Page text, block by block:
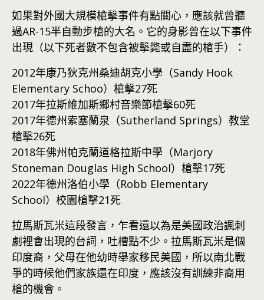
如果對外國大規模槍擊事件有點關心，應該就曾聽
過AR-15半自動步槍的大名。它的身影曾在以下事件
出現（以下死者數不包含被擊斃或自盡的槍手）：
2012年康乃狄克州桑迪胡克小學（Sandy Hook
Elementary Schoo）槍擊27死
2017年拉斯維加斯鄉村音樂節槍擊60死
2017年德州索塞蘭泉（Sutherland Springs）教堂
槍擊26死
2018年佛州帕克蘭道格拉斯中學（Marjory
Stoneman Douglas High School）槍擊17死
2022年德州洛伯小學（Robb Elementary
School）校園槍擊21死
拉馬斯瓦米這段發言，乍看還以為是美國政治諷刺
劇裡會出現的台詞，吐槽點不少。拉馬斯瓦米是個
印度裔，父母在他幼時舉家移民美國，所以南北戰
爭的時候他們家族還在印度，應該沒有訓練非裔用
槍的機會。